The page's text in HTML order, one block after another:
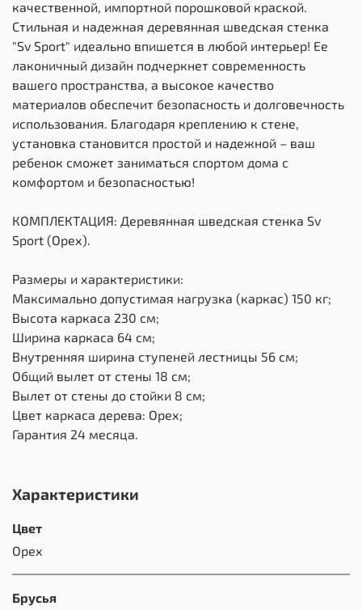
качественной, импортной порошковой краской.
Стильная и надежная деревянная шведская стенка
"Sv Sport" идеально впишется в любой интерьер! Ее
лаконичный дизайн подчеркнет современность
вашего пространства, а высокое качество
материалов обеспечит безопасность и долговечность
использования. Благодаря креплению к стене,
установка становится простой и надежной – ваш
ребенок сможет заниматься спортом дома с
комфортом и безопасностью!
КОМПЛЕКТАЦИЯ: Деревянная шведская стенка Sv
Sport (Орех).
Размеры и характеристики:
Максимально допустимая нагрузка (каркас) 150 кг;
Высота каркаса 230 см;
Ширина каркаса 64 см;
Внутренняя ширина ступеней лестницы 56 см;
Общий вылет от стены 18 см;
Вылет от стены до стойки 8 см;
Цвет каркаса дерева: Орех;
Гарантия 24 месяца.
Характеристики
Цвет
Орех
Брусья